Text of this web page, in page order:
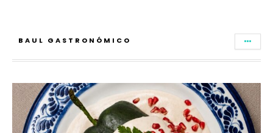
BAUL GASTRONÓMICO